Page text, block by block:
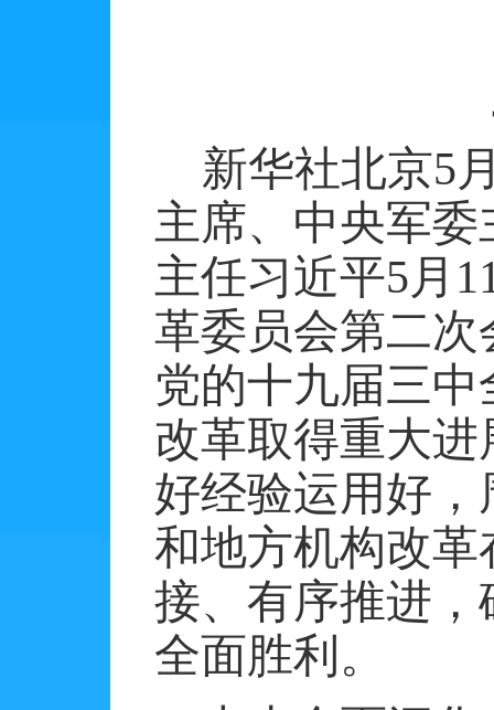
新华社北京5
主席、中央军
主任习近平5月
革委员会第二
党的十九届三
改革取得重大
好经验运用好
和地方机构改
接、有序推进
全面胜利。